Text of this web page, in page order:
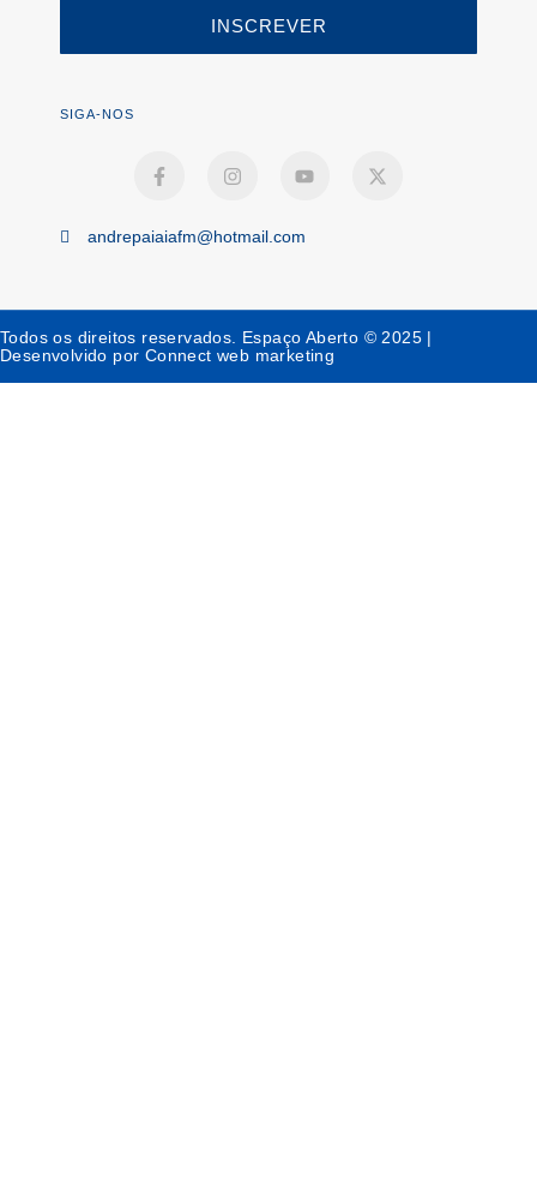
INSCREVER
SIGA-NOS
andrepaiaiafm@hotmail.com
Todos os direitos reservados. Espaço Aberto © 2025 |
Desenvolvido por Connect web marketing